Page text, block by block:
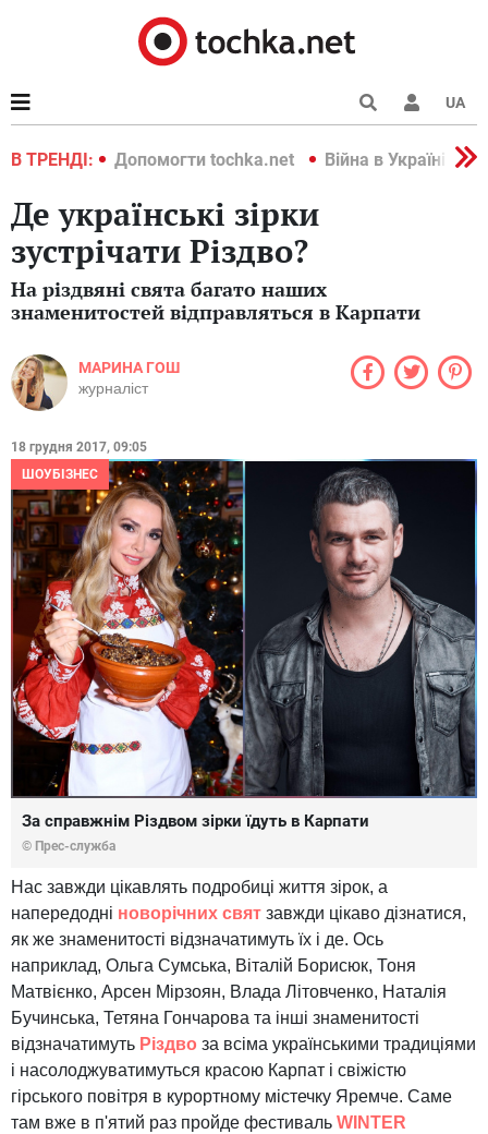
UA
В ТРЕНДІ:
2022 Допомогти tochka.net Війна в Україні 2022
Де українські зірки
зустрічати Різдво?
На різдвяні свята багато наших
знаменитостей відправляться в Карпати
МАРИНА ГОШ
журналіст
18 грудня 2017, 09:05
ШОУБІЗНЕС
За справжнім Різдвом зірки їдуть в Карпати
© Прес-служба
Нас завжди цікавлять подробиці життя зірок, а
напередодні новорічних свят завжди цікаво дізнатися,
як же знаменитості відзначатимуть їх і де. Ось
наприклад, Ольга Сумська, Віталій Борисюк, Тоня
Матвієнко, Арсен Мірзоян, Влада Літовченко, Наталія
Бучинська, Тетяна Гончарова та інші знаменитості
відзначатимуть Різдво за всіма українськими традиціями
і насолоджуватимуться красою Карпат і свіжістю
гірського повітря в курортному містечку Яремче. Саме
там вже в п'ятий раз пройде фестиваль WINTER